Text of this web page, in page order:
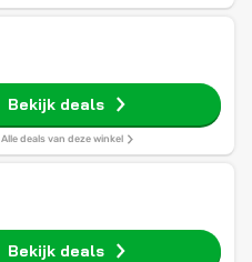
Bekijk deals
Alle deals van deze winkel
Bekijk deals